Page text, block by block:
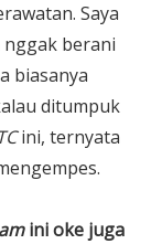
Saya
nggak berani
biasanya
ditumpuk
ini, ternyata
ini oke juga